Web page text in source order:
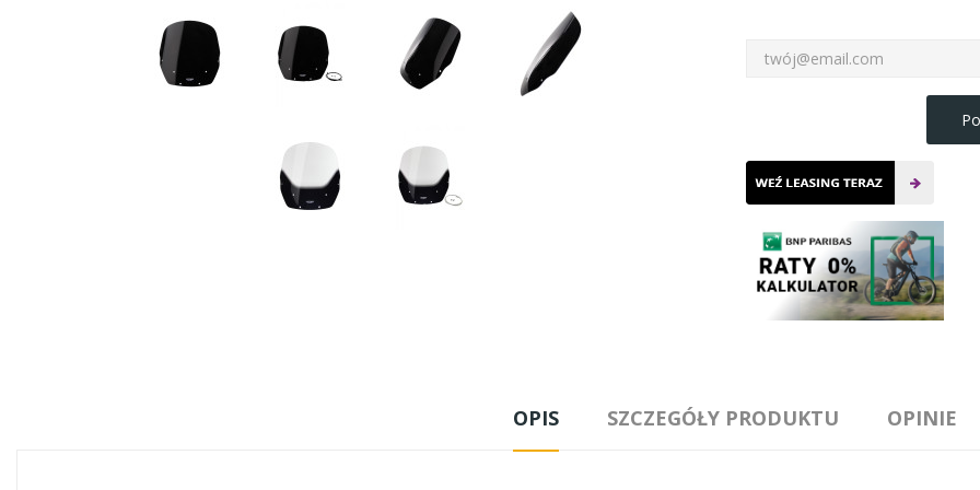
OPIS SZCZEGÓŁY PRODUKTU OPINIE